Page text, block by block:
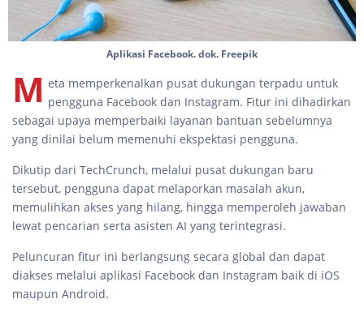
Aplikasi Facebook. dok. Freepik
M eta memperkenalkan pusat dukungan terpadu untuk
pengguna Facebook dan Instagram. Fitur ini dihadirkan
sebagai upaya memperbaiki layanan bantuan sebelumnya
yang dinilai belum memenuhi ekspektasi pengguna.
Dikutip dari TechCrunch, melalui pusat dukungan baru
tersebut, pengguna dapat melaporkan masalah akun,
memulihkan akses yang hilang, hingga memperoleh jawaban
lewat pencarian serta asisten AI yang terintegrasi.
Peluncuran fitur ini berlangsung secara global dan dapat
diakses melalui aplikasi Facebook dan Instagram baik di iOS
maupun Android.